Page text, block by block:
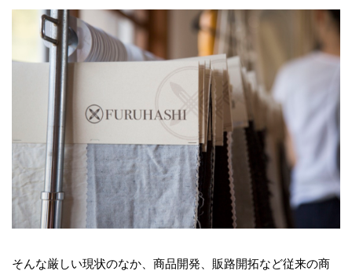
そんな厳しい現状のなか、商品開発、販路開拓など従来の商